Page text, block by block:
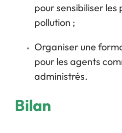
pour sensibiliser les
pollution ;
Organiser une
pour les agents
administrés.
Bilan